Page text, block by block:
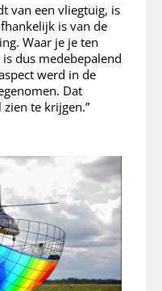
van een vliegtuig, is
is van de
Waar je je ten
dus medebepalend
werd in de
Dat
te krijgen.”